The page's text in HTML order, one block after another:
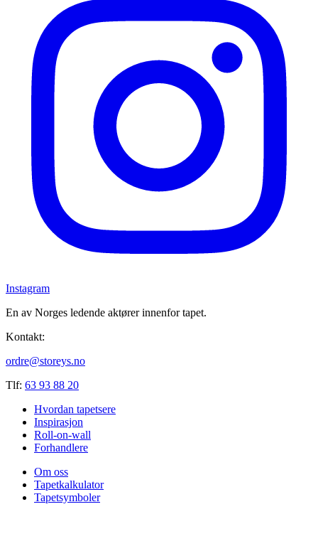
Instagram
En av Norges ledende aktører innenfor tapet.
Kontakt:
ordre@storeys.no
Tlf: 63 93 88 20
Hvordan tapetsere
Inspirasjon
Roll-on-wall
Forhandlere
Om oss
Tapetkalkulator
Tapetsymboler